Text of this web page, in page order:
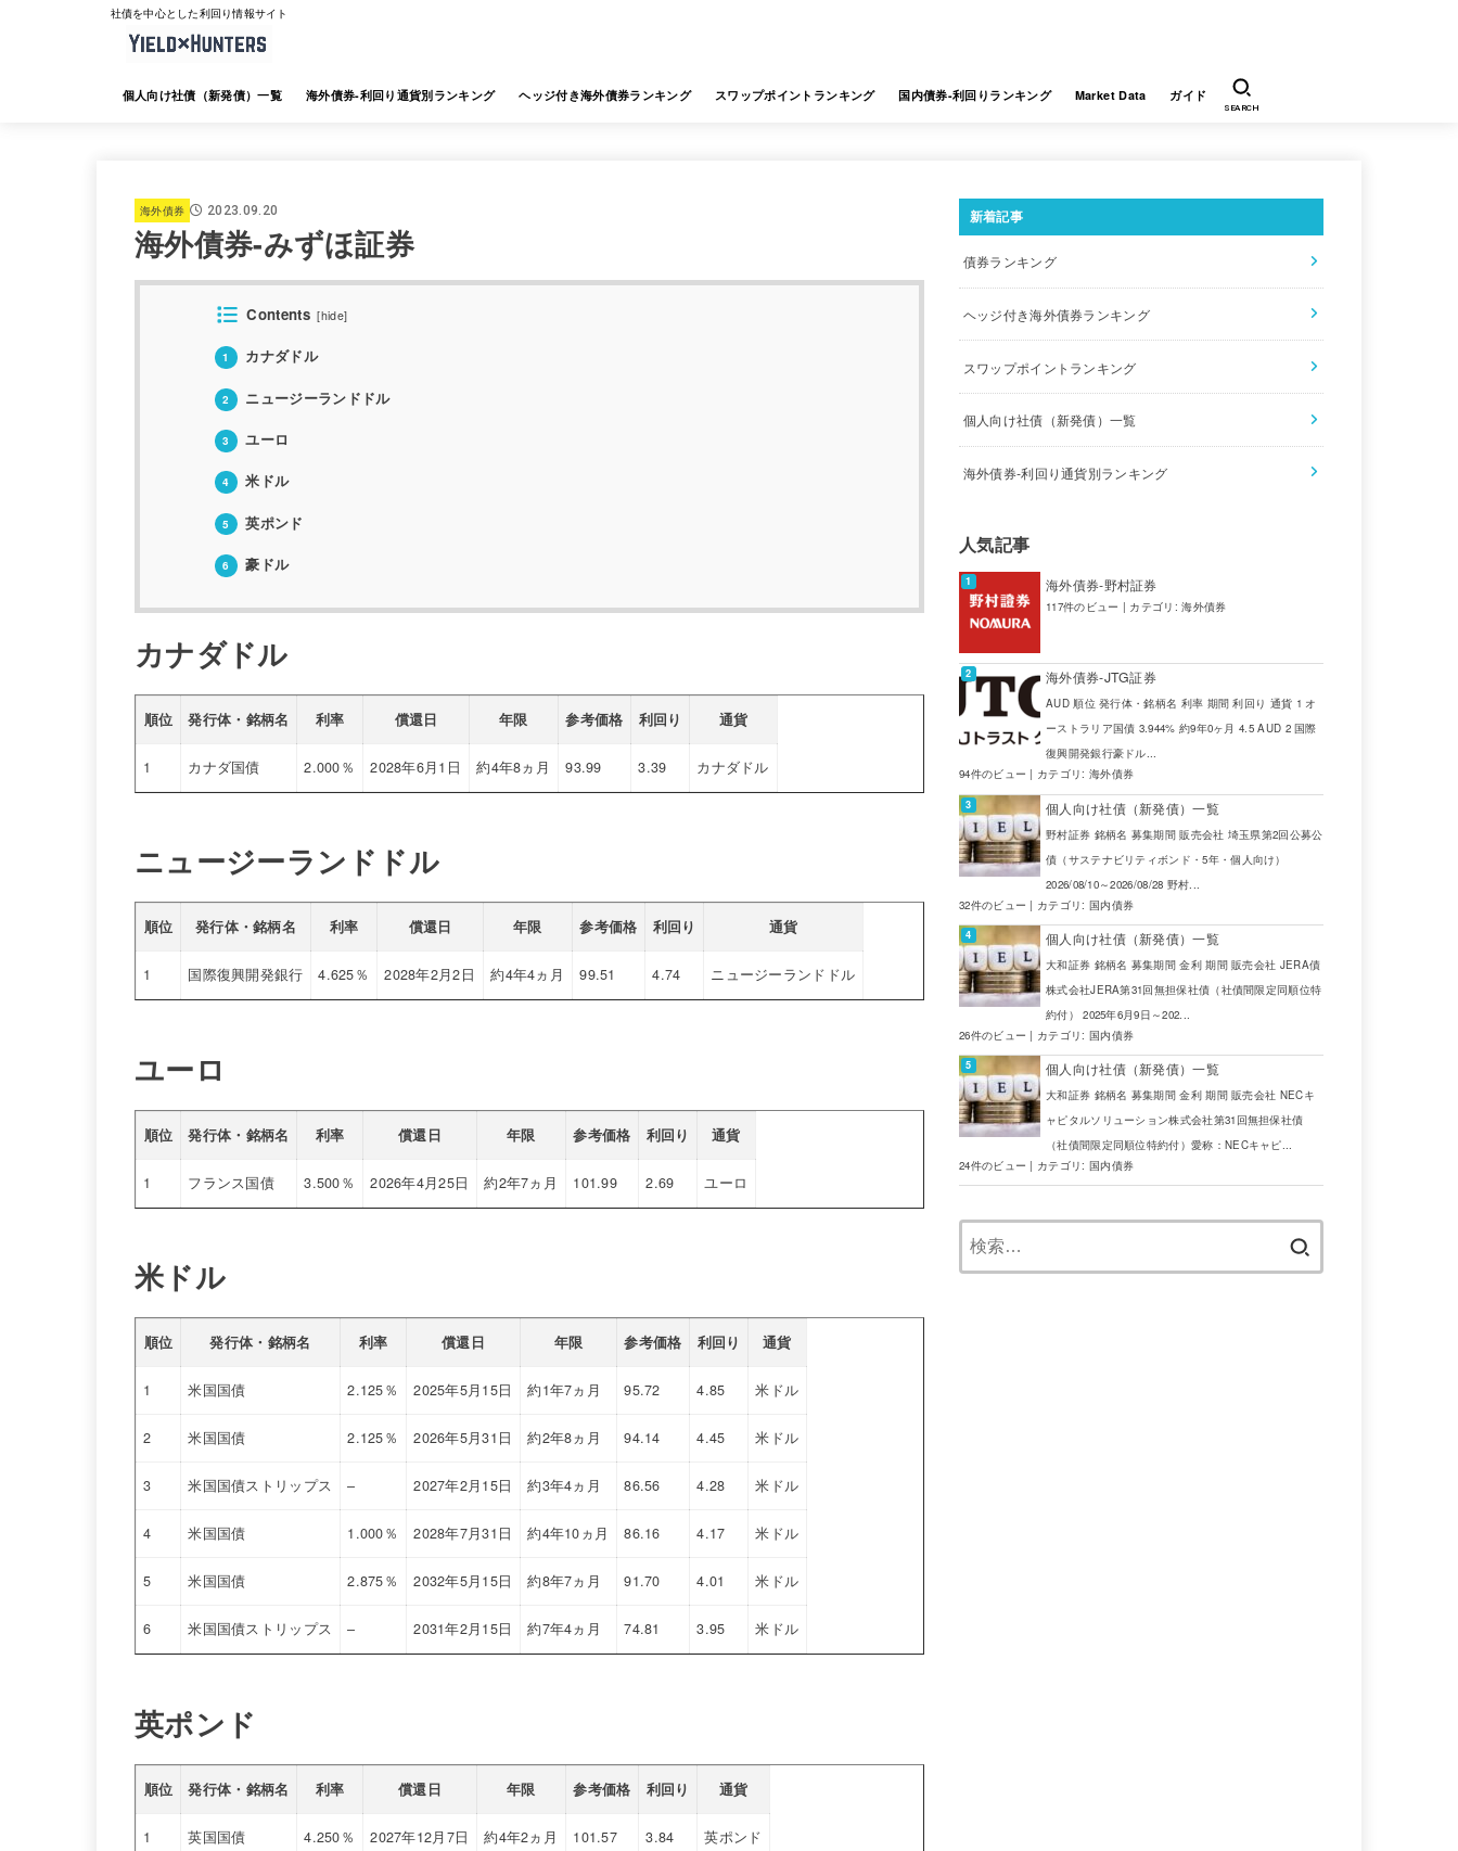
社債を中心とした利回り情報サイト
個人向け社債（新発債）一覧 海外債券-利回り通貨別ランキング ヘッジ付き海外債券ランキング スワップポイントランキング 国内債券-利回りランキング Market Data ガイド
SEARCH
海外債券 2023.09.20
海外債券-みずほ証券
Contents [hide]
1 カナダドル
2 ニュージーランドドル
3 ユーロ
4 米ドル
5 英ポンド
6 豪ドル
カナダドル
順位 発行体・銘柄名 利率 償還日 年限 参考価格 利回り 通貨
1 カナダ国債 2.000％ 2028年6月1日 約4年8ヵ月 93.99 3.39 カナダドル
ニュージーランドドル
順位 発行体・銘柄名 利率 償還日 年限 参考価格 利回り 通貨
1 国際復興開発銀行 4.625％ 2028年2月2日 約4年4ヵ月 99.51 4.74 ニュージーランドドル
ユーロ
順位 発行体・銘柄名 利率 償還日 年限 参考価格 利回り 通貨
1 フランス国債 3.500％ 2026年4月25日 約2年7ヵ月 101.99 2.69 ユーロ
米ドル
順位 発行体・銘柄名 利率 償還日 年限 参考価格 利回り 通貨
1 米国国債 2.125％ 2025年5月15日 約1年7ヵ月 95.72 4.85 米ドル
2 米国国債 2.125％ 2026年5月31日 約2年8ヵ月 94.14 4.45 米ドル
3 米国国債ストリップス – 2027年2月15日 約3年4ヵ月 86.56 4.28 米ドル
4 米国国債 1.000％ 2028年7月31日 約4年10ヵ月 86.16 4.17 米ドル
5 米国国債 2.875％ 2032年5月15日 約8年7ヵ月 91.70 4.01 米ドル
6 米国国債ストリップス – 2031年2月15日 約7年4ヵ月 74.81 3.95 米ドル
英ポンド
順位 発行体・銘柄名 利率 償還日 年限 参考価格 利回り 通貨
1 英国国債 4.250％ 2027年12月7日 約4年2ヵ月 101.57 3.84 英ポンド
新着記事
債券ランキング
ヘッジ付き海外債券ランキング
スワップポイントランキング
個人向け社債（新発債）一覧
海外債券-利回り通貨別ランキング
人気記事
海外債券-野村証券
117件のビュー | カテゴリ:海外債券
海外債券-JTG証券
AUD 順位 発行体・銘柄名 利率 期間 利回り 通貨 1 オ
ーストラリア国債 3.944% 約9年0ヶ月 4.5 AUD 2 国際
復興開発銀行豪ドル...
94件のビュー | カテゴリ: 海外債券
個人向け社債（新発債）一覧
野村証券 銘柄名 募集期間 販売会社 埼玉県第2回公募公
債（サステナビリティボンド・5年・個人向け）
2026/08/10～2026/08/28 野村...
32件のビュー | カテゴリ: 国内債券
個人向け社債（新発債）一覧
大和証券 銘柄名 募集期間 金利 期間 販売会社 JERA債
株式会社JERA第31回無担保社債（社債間限定同順位特
約付） 2025年6月9日～202...
26件のビュー | カテゴリ: 国内債券
個人向け社債（新発債）一覧
大和証券 銘柄名 募集期間 金利 期間 販売会社 NECキ
ャピタルソリューション株式会社第31回無担保社債
（社債間限定同順位特約付）愛称：NECキャピ...
24件のビュー | カテゴリ: 国内債券